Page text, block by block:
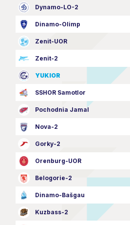
Dynamo-LO-2
Dinamo-Olimp
Zenit-UOR
Zenit-2
YUKIOR
SSHOR Samotlor
Pochodnia Jamal
Nova-2
Gorky-2
Orenburg-UOR
Belogorie-2
Dinamo-Bašgau
Kuzbass-2